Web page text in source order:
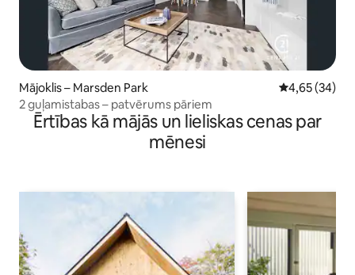
Mājoklis – Marsden Park Vidējais
4,65 (34)
2 guļamistabas – patvērums pāriem
Ērtības kā mājās un lieliskas cenas par
mēnesi